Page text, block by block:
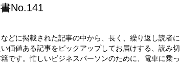
No.141
などに掲載された記事の中から、長く、繰り返し読者に
価値ある記事をピックアップしてお届けする、読み切
です。忙しいビジネスパーソンのために、電車に乗っ